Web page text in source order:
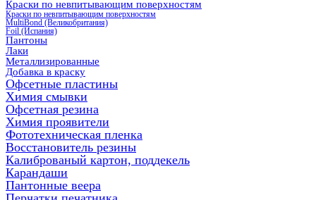
Краски по невпитывающим поверхностям
Краски по невпитывающим поверхностям
MultiBond (Великобритания)
Foil (Испания)
Пантоны
Лаки
Металлизированные
Добавка в краску
Офсетные пластины
Химия смывки
Офсетная резина
Химия проявители
Фототехническая пленка
Восстановитель резины
Калиброваный картон, поддекель
Карандаши
Пантонные веера